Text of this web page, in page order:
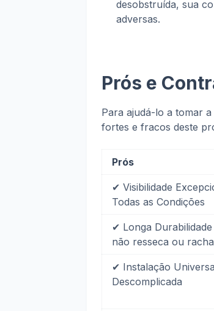
desobstruída, sua
adversas.
Prós e
Para ajudá-lo a tomar
fortes e fracos deste
Prós
✔ Visibilidade
Todas as Condições
✔ Longa
não resseca ou
✔ Instalação
Descomplicada